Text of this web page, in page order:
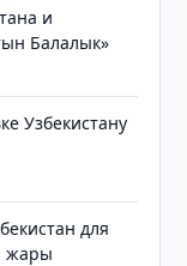
и
Балалык»
Узбекистану
для
жары